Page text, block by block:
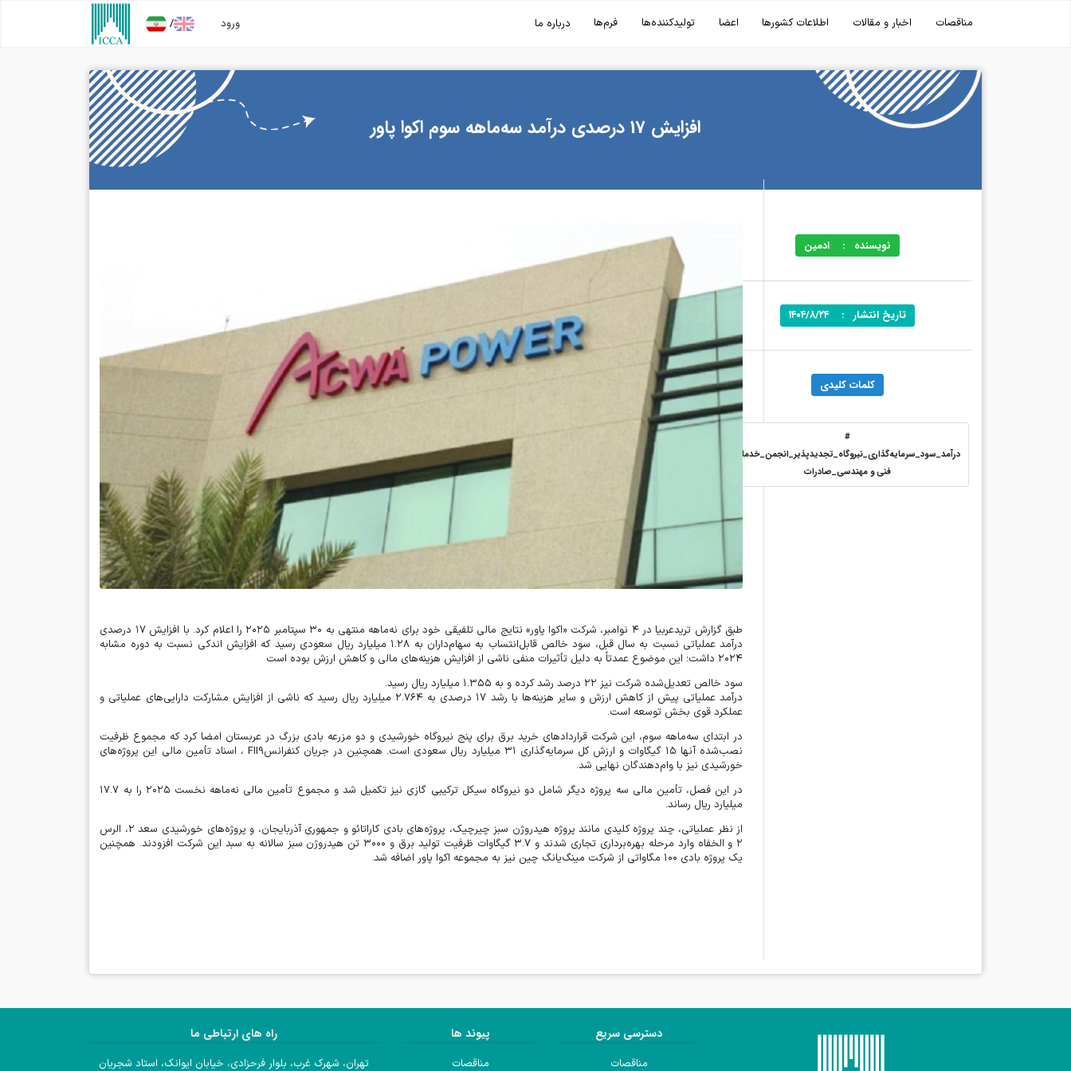
مناقصات اخبار و مقالات اطلاعات کشورها اعضا تولیدکننده‌ها فرم‌ها درباره ما ورود /
افزایش 17 درصدی درآمد سه‌ماهه سوم اکوا پاور
نویسنده :ادمین
تاریخ انتشار :۱۴۰۴/۸/۲۴
کلمات کلیدی
#
درآمد_سود_سرمایه‌گذاری_نیروگاه_تجدیدپذیر_انجمن_خدمات
فنی و مهندسی_صادرات
طبق گزارش تریدعربیا در۴ نوامبر، شرکت «اکوا پاور» نتایج مالی تلفیقی خود برای نه‌ماهه منتهی به ۳۰ سپتامبر ۲۰۲۵ را اعلام کرد. با افزایش۱۷ درصدی
درآمد عملیاتی نسبت به سال قبل، سود خالص قابل‌انتساب به سهام‌داران به ۱.۲۸ میلیارد ریال سعودی رسید که افزایش اندکی نسبت به دوره مشابه
۲۰۲۴ داشت؛ این موضوع عمدتاً به دلیل تأثیرات منفی ناشی از افزایش هزینه‌های مالی و کاهش ارزش بوده است
سود خالص تعدیل‌شده شرکت نیز ۲۲ درصد رشد کرده و به ۱.۳۵۵ میلیارد ریال رسید.
درآمد عملیاتی پیش از کاهش ارزش و سایر هزینه‌ها با رشد ۱۷ درصدی به ۲.۷۶۴ میلیارد ریال رسید که ناشی از افزایش مشارکت دارایی‌های عملیاتی و
عملکرد قوی بخش توسعه است.
در ابتدای سه‌ماهه سوم، این شرکت قراردادهای خرید برق برای پنج نیروگاه خورشیدی و دو مزرعه بادی بزرگ در عربستان امضا کرد که مجموع ظرفیت
نصب‌شده آنها ۱۵ گیگاوات و ارزش کل سرمایه‌گذاری ۳۱ میلیارد ریال سعودی است. همچنین در جریان کنفرانسFII9 ، اسناد تأمین مالی این پروژه‌های
خورشیدی نیز با وام‌دهندگان نهایی شد.
در این فصل، تأمین مالی سه پروژه دیگر شامل دو نیروگاه سیکل ترکیبی گازی نیز تکمیل شد و مجموع تأمین مالی نه‌ماهه نخست ۲۰۲۵ را به ۱۷.۷
میلیارد ریال رساند.
از نظر عملیاتی، چند پروژه کلیدی مانند پروژه هیدروژن سبز چیرچیک، پروژه‌های بادی کاراتائو و جمهوری آذربایجان، و پروژه‌های خورشیدی سعد ۲، الرس
۲ و الخفاه وارد مرحله بهره‌برداری تجاری شدند و ۳.۷ گیگاوات ظرفیت تولید برق و ۳۰۰۰ تن هیدروژن سبز سالانه به سبد این شرکت افزودند. همچنین
یک پروژه بادی ۱۰۰ مگاواتی از شرکت مینگ‌یانگ چین نیز به مجموعه اکوا پاور اضافه شد.
دسترسی سریع
مناقصات
پیوند ها
مناقصات
راه های ارتباطی ما
تهران، شهرک غرب، بلوار فرحزادی، خیابان ایوانک، استاد شجریان